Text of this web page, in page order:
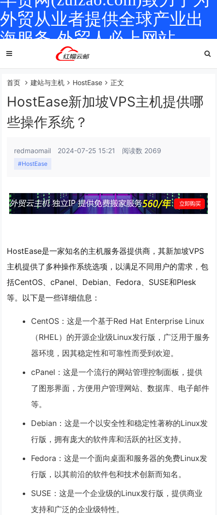
外贸从业者提供全球产业出
海服务-外贸人必上网站
首页 建站与主机 HostEase 正文
HostEase新加坡VPS主机提供哪
些操作系统？
redmaomail 2024-07-25 15:21 阅读数 2069
#HostEase
HostEase是一家知名的主机服务器提供商，其新加坡VPS
主机提供了多种操作系统选项，以满足不同用户的需求，包
括CentOS、cPanel、Debian、Fedora、SUSE和Plesk
等。以下是一些详细信息：
CentOS：这是一个基于Red Hat Enterprise Linux
（RHEL）的开源企业级Linux发行版，广泛用于服务
器环境，因其稳定性和可靠性而受到欢迎。
cPanel：这是一个流行的网站管理控制面板，提供
了图形界面，方便用户管理网站、数据库、电子邮件
等。
Debian：这是一个以安全性和稳定性著称的Linux发
行版，拥有庞大的软件库和活跃的社区支持。
Fedora：这是一个面向桌面和服务器的免费Linux发
行版，以其前沿的软件包和技术创新而知名。
SUSE：这是一个企业级的Linux发行版，提供商业
支持和广泛的企业级特性。